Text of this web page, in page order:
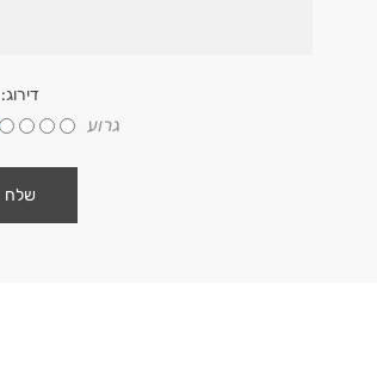
דירוג:
גרוע